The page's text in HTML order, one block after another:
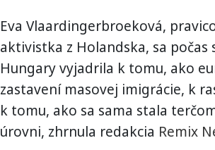
Eva Vlaardingerbroeková,
aktivistka z Holandska, sa počas
Hungary vyjadrila k tomu, ako
zastavení masovej imigrácie, k
k tomu, ako sa sama stala
úrovni, zhrnula redakcia Remix